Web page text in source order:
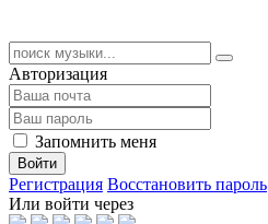
Авторизация
Запомнить меня
Войти
Регистрация Восстановить пароль
Или войти через